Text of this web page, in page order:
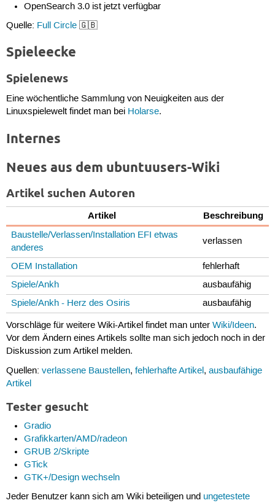
OpenSearch 3.0 ist jetzt verfügbar
Quelle: Full Circle🇬🇧
Spieleecke
Spielenews
Eine wöchentliche Sammlung von Neuigkeiten aus der
Linuxspielewelt findet man bei Holarse.
Internes
Neues aus dem ubuntuusers-Wiki
Artikel suchen Autoren
Artikel Beschreibung
Baustelle/Verlassen/Installation EFI etwas
anderes
verlassen
OEM Installation
fehlerhaft
Spiele/Ankh
ausbaufähig
Spiele/Ankh - Herz des Osiris
ausbaufähig
Vorschläge für weitere Wiki-Artikel findet man unter Wiki/Ideen.
Vor dem Ändern eines Artikels sollte man sich jedoch noch in der
Diskussion zum Artikel melden.
Quellen: verlassene Baustellen, fehlerhafte Artikel, ausbaufähige
Artikel
Tester gesucht
Gradio
Grafikkarten/AMD/radeon
GRUB 2/Skripte
GTick
GTK+/Design wechseln
Jeder Benutzer kann sich am Wiki beteiligen und ungetestete